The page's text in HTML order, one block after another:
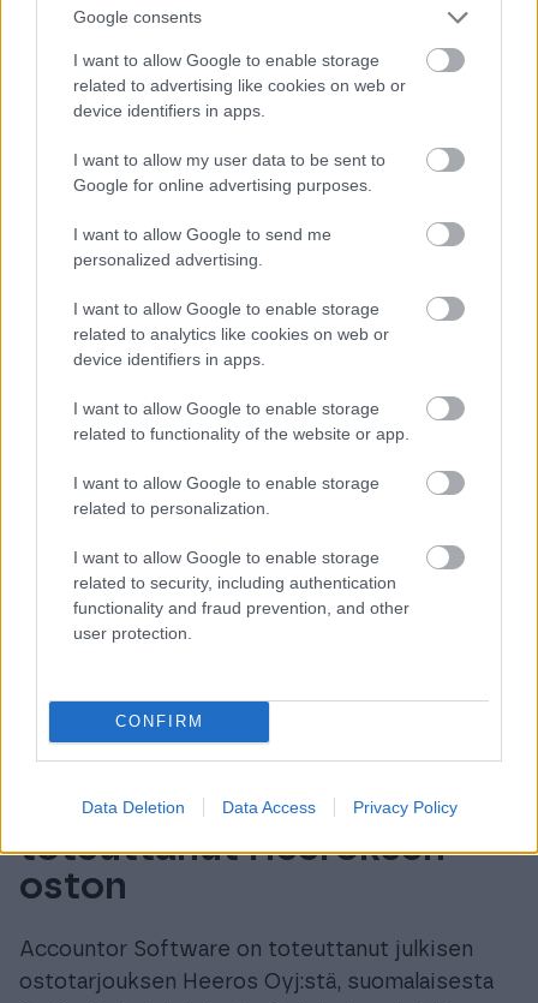
Google consents
I want to allow Google to enable storage
related to advertising like cookies on web or
device identifiers in apps.
I want to allow my user data to be sent to
Google for online advertising purposes.
I want to allow Google to send me
personalized advertising.
I want to allow Google to enable storage
related to analytics like cookies on web or
device identifiers in apps.
I want to allow Google to enable storage
related to functionality of the website or app.
I want to allow Google to enable storage
related to personalization.
I want to allow Google to enable storage
related to security, including authentication
functionality and fraud prevention, and other
user protection.
CONFIRM
Data Deletion Data Access Privacy Policy
tulevaisuutta – vuoden
2024
vastuullisuustuloksemme
Isolta tukee nykyisen ja tulevan
yritysvastuullisuuteen liittyvän lainsäädännön
noudattamista. Lue Isoltan vuoden 2024
Accountor Software on
toteuttanut Heeroksen
oston
Accountor Software on toteuttanut julkisen
ostotarjouksen Heeros Oyj:stä, suomalaisesta